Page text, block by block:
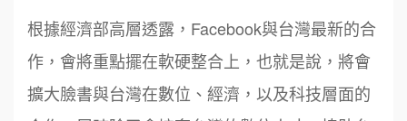
根據經濟部高層透露，Facebook與台灣最新的合
作，會將重點擺在軟硬整合上，也就是說，將會
擴大臉書與台灣在數位、經濟，以及科技層面的